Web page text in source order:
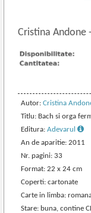
Cristina Andone-
Autor:Cristina
Titlu: Bach si orga
Editura:Adevarul
An de aparitie: 2011
Nr. pagini: 33
Format: 22 x 24 cm
Coperti: cartonate
Carte in limba:
Stare: buna, contine